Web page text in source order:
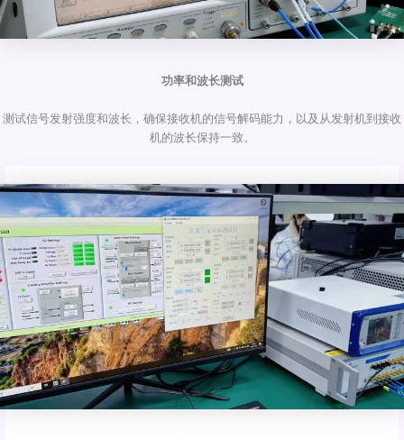
功率和波长测试
测试信号发射强度和波长，确保接收机的信号解码能力，以及从发射机到接收
机的波长保持一致。